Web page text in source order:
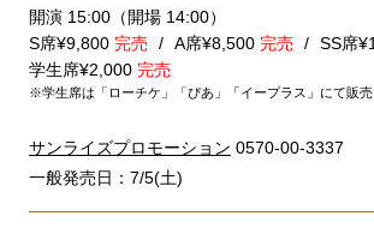
開演 15:00（開場 14:00）
S席¥9,800 完売 A席¥8,500 完売 SS席
学生席¥2,000 完売
※学生席は「ローチケ」「ぴあ」「イープラス」にて販売
サンライズプロモーション 0570-00-3337
一般発売日：7/5(土)